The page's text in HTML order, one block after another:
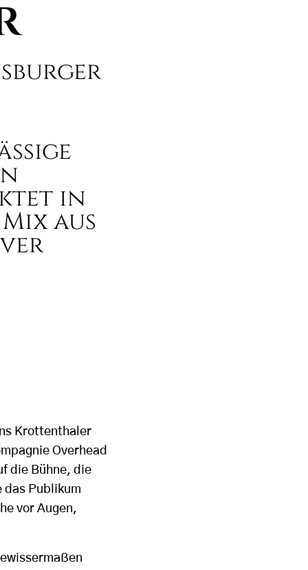
in
aus
Krottenthaler
Overhead
die Bühne, die
das Publikum
vor Augen,